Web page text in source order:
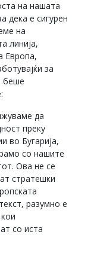
на нашата
дека е сигурен
на
линија,
Европа,
за
беше
да
преку
во Бугарија,
со нашите
Ова не се
стратешки
разумно е
со иста